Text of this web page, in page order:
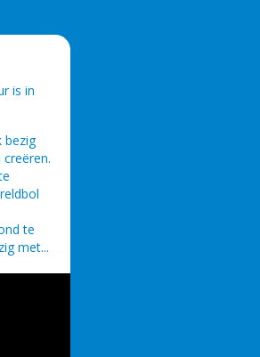
is in
bezig
te
met...